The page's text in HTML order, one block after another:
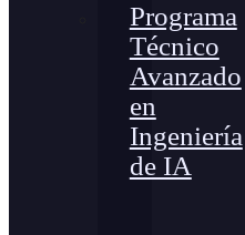
Programa
Técnico
Avanzado
en
Ingeniería
de IA